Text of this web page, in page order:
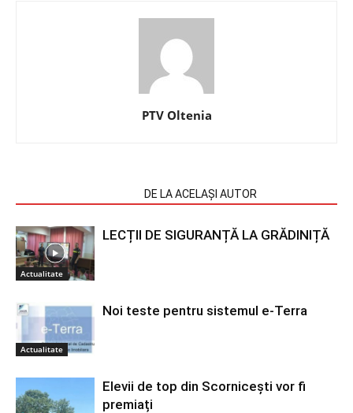
PTV Oltenia
DE LA ACELAȘI AUTOR
Actualitate
LECȚII DE SIGURANȚĂ LA GRĂDINIȚĂ
Actualitate
Noi teste pentru sistemul e-Terra
Elevii de top din Scornicești vor fi
premiați